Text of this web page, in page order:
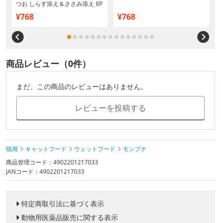
つお しらす添え＆ささみ添え 8P
¥768 ¥768
商品レビュー（0件）
まだ、この商品のレビューはありません。
レビューを投稿する
猫用 キャットフード ウェットフード
モンプチ
商品管理コード：4902201217033
JANコード：4902201217033
特定商取引法に基づく表示
動物用医薬品販売に関する表示